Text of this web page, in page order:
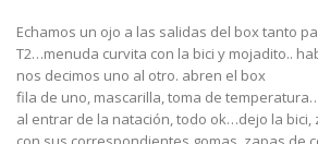
Echamos un ojo a las salidas del box tanto
T2…menuda curvita con la bici y mojadito..
nos decimos uno al otro. abren el box
fila de uno, mascarilla, toma de
al entrar de la natación, todo ok…dejo la bici,